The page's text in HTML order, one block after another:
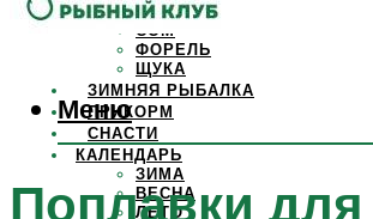
САЗАН
СОМ
ФОРЕЛЬ
ЩУКА
ЗИМНЯЯ РЫБАЛКА
ПРИКОРМ
СНАСТИ
КАЛЕНДАРЬ
ЗИМА
ВЕСНА
ЛЕТО
Меню
Поплавки для